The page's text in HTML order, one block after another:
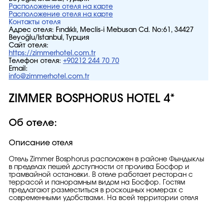
Расположение отеля на карте
Расположение отеля на карте
Контакты отеля
Адрес отеля: Fındıklı, Meclis-i Mebusan Cd. No:61, 34427
Beyoğlu/İstanbul, Турция
Сайт отеля:
https://zimmerhotel.com.tr
Телефон отеля: +90212 244 70 70
Email:
info@zimmerhotel.com.tr
ZIMMER BOSPHORUS HOTEL 4*
Об отеле:
Описание отеля
Отель Zimmer Bosphorus расположен в районе Фындыклы
в пределах пешей доступности от пролива Босфор и
трамвайной остановки. В отеле работает ресторан с
террасой и панорамным видом на Босфор. Гостям
предлагают разместиться в роскошных номерах с
современными удобствами. На всей территории отеля